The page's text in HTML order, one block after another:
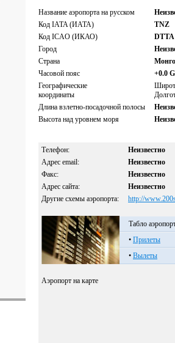
Название аэропорта на русском
Код IATA (ИАТА)
TNZ
Код ICAO (ИКАО)
DTTA
Город
Страна
Часовой пояс
+0.0
Географические
координаты
Длина взлетно-посадочной полосы
Высота над уровнем моря
Телефон:
Неизвестно
Адрес email:
Неизвестно
Факс:
Неизвестно
Адрес сайта:
Неизвестно
Другие схемы аэропорта:
http://
Табло
• Прилеты
• Вылеты
Аэропорт на карте